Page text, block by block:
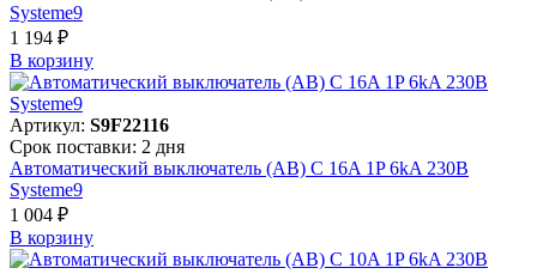
Systeme9
1 194 ₽
В корзинy
Артикул: S9F22116
Срок поставки: 2 дня
Автоматический выключатель (АВ) C 16A 1P 6kA 230В
Systeme9
1 004 ₽
В корзинy